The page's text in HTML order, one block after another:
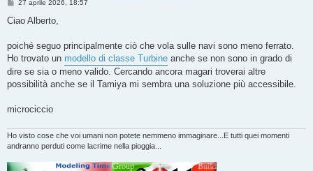
M
s
g
i
o
27 aprile 2026, 18:57
Ciao Alberto,
poiché seguo principalmente ciò che vola sulle navi sono meno ferrato.
Ho trovato un modello di classe Turbine anche se non sono in grado di
dire se sia o meno valido. Cercando ancora magari troverai altre
possibilità anche se il Tamiya mi sembra una soluzione più accessibile.
microciccio
Ho visto cose che voi umani non potete nemmeno immaginare...E tutti quei momenti
andranno perduti come lacrime nella pioggia...